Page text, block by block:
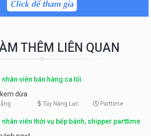
THÊM LIÊN QUAN
nhân viên bán hàng ca tối
dừa
Tùy Năng Lực Parttime
nhân viên thời vụ bếp bánh, shipper parttime